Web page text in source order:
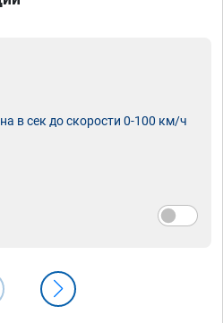
в сек до скорости 0-100 км/ч